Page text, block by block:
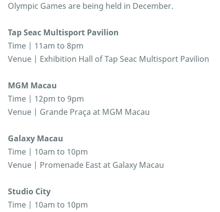
Olympic Games are being held in December.
Tap Seac Multisport Pavilion
Time | 11am to 8pm
Venue | Exhibition Hall of Tap Seac Multisport Pavilion
MGM Macau
Time | 12pm to 9pm
Venue | Grande Praça at MGM Macau
Galaxy Macau
Time | 10am to 10pm
Venue | Promenade East at Galaxy Macau
Studio City
Time | 10am to 10pm